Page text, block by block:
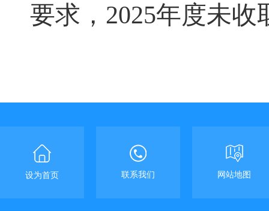
要求 ， 2025年度未收
设为首页 联系我们 网站地图